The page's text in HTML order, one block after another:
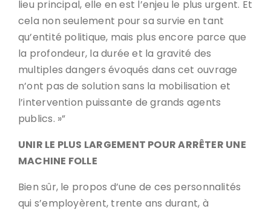
lieu principal, elle en est l’enjeu le plus urgent. Et
cela non seulement pour sa survie en tant
qu’entité politique, mais plus encore parce que
la profondeur, la durée et la gravité des
multiples dangers évoqués dans cet ouvrage
n’ont pas de solution sans la mobilisation et
l’intervention puissante de grands agents
publics. »”
UNIR LE PLUS LARGEMENT POUR ARRÊTER UNE
MACHINE FOLLE
Bien sûr, le propos d’une de ces personnalités
qui s’employèrent, trente ans durant, à